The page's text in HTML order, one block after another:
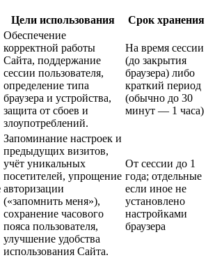
Цели использования Срок хранения
Обеспечение
корректной работы
Сайта, поддержание
сессии пользователя,
определение типа
браузера и устройства,
защита от сбоев и
злоупотреблений.
На время сессии
(до закрытия
браузера) либо
краткий период
(обычно до 30
минут — 1 часа)
Запоминание настроек и
предыдущих визитов,
учёт уникальных
посетителей, упрощение
авторизации
(«запомнить меня»),
сохранение часового
пояса пользователя,
улучшение удобства
использования Сайта.
От сессии до 1
года; отдельные
если иное не
установлено
настройками
браузера